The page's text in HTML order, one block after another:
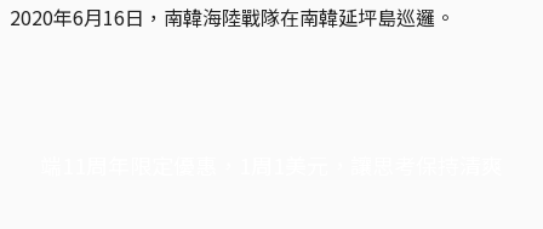
2020年6月16日，南韓海陸戰隊在南韓延坪島巡邏。